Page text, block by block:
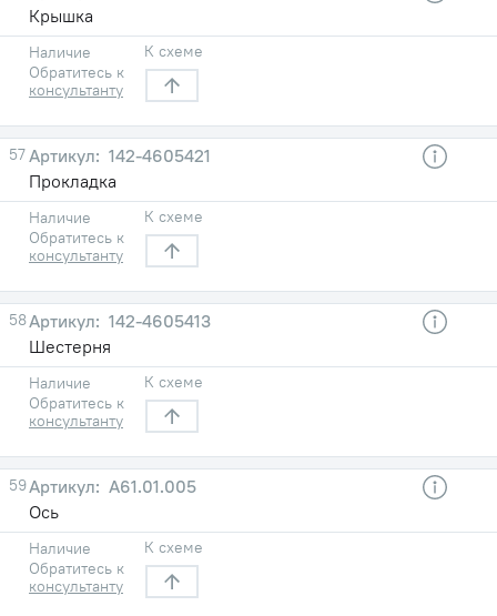
Крышка
Наличие
Обратитесь к
консультанту
К схеме
57
142-4605421
Прокладка
Наличие
Обратитесь к
консультанту
К схеме
58
142-4605413
Шестерня
Наличие
Обратитесь к
консультанту
К схеме
59
А61.01.005
Ось
Наличие
Обратитесь к
консультанту
К схеме